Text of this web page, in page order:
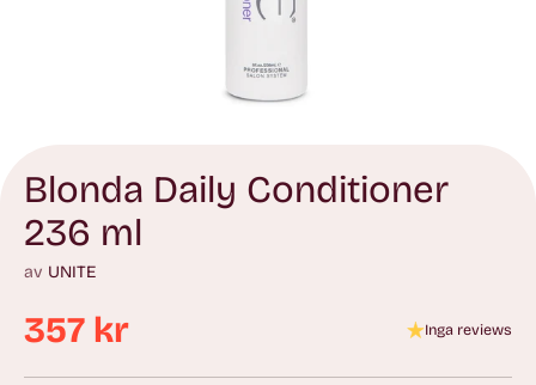
Blonda Daily Conditioner
236 ml
av UNITE
Ordinarie
357 kr Inga reviews